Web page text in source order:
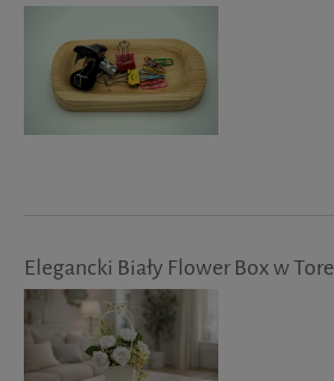
Elegancki Biały Flower Box w